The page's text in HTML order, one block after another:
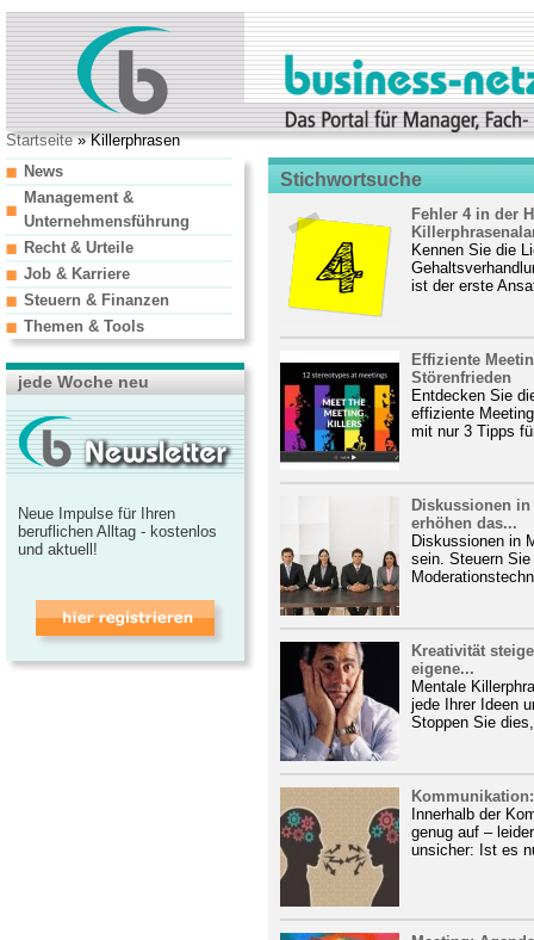
Startseite» Killerphrasen
Stichwortsuche
Fehler 4 in der
Kennen Sie die
ist der erste
Effiziente
Störenfrieden
Entdecken Sie
effiziente
mit nur 3 Tipps
Diskussionen
erhöhen das...
Diskussionen in
sein. Steuern
Kreativität
eigene...
Mentale
jede Ihrer Ideen
Stoppen Sie
Innerhalb der
genug auf –
unsicher: Ist es
News
Management &
Unternehmensführung
Recht & Urteile
Job & Karriere
Steuern & Finanzen
Themen & Tools
jede Woche neu
Neue Impulse für Ihren
beruflichen Alltag - kostenlos
und aktuell!